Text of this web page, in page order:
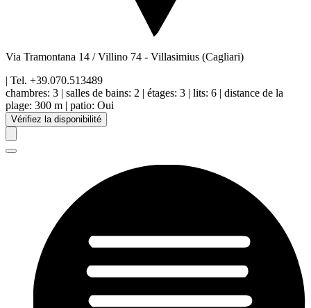
Via Tramontana 14 / Villino 74 - Villasimius (Cagliari)
| Tel. +39.070.513489
chambres: 3 | salles de bains: 2 | étages: 3 | lits: 6 | distance de la
plage: 300 m | patio: Oui
Vérifiez la disponibilité